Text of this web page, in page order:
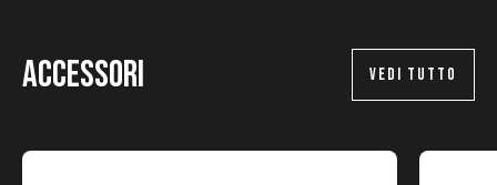
Accessori VEDI TUTTO